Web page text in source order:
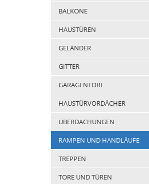
BALKONE
HAUSTÜREN
GELÄNDER
GITTER
GARAGENTORE
HAUSTÜRVORDÄCHER
ÜBERDACHUNGEN
RAMPEN UND HANDLÄUFE
TREPPEN
TORE UND TÜREN